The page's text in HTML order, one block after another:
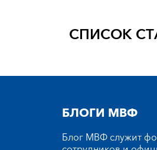
СПИСОК
БЛОГИ МВФ
Блог МВФ служит